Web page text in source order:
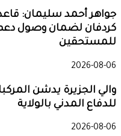
جواهر أحمد سليمان:
للمستحقين
2026-08-06
والي الجزيرة يدشن
للدفاع المدني بالولاية
2026-08-06